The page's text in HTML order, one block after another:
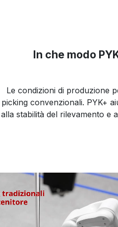
In che modo
Le condizioni di produzione
picking convenzionali. PYK+
alla stabilità del rilevamento e